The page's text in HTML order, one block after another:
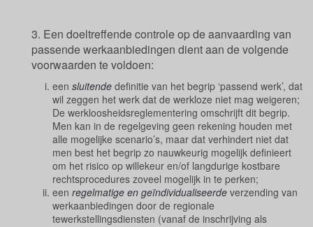
3. Een doeltreffende controle op de aanvaarding van
passende werkaanbiedingen dient aan de volgende
voorwaarden te voldoen:
een sluitende definitie van het begrip ‘passend werk’, dat
wil zeggen het werk dat de werkloze niet mag weigeren;
De werkloosheidsreglementering omschrijft dit begrip.
Men kan in de regelgeving geen rekening houden met
alle mogelijke scenario’s, maar dat verhindert niet dat
men best het begrip zo nauwkeurig mogelijk definieert
om het risico op willekeur en/of langdurige kostbare
rechtsprocedures zoveel mogelijk in te perken;
een regelmatige en geïndividualiseerde verzending van
werkaanbiedingen door de regionale
tewerkstellingsdiensten (vanaf de inschrijving als